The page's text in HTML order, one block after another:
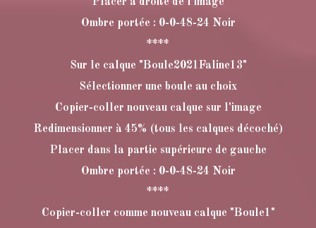
Ombre portée : 0-0-48-24 Noir
****
Sur le calque "Boule2021Faline13"
Sélectionner une boule au choix
Copier-coller nouveau calque sur l'image
Redimensionner à 45% (tous les calques décoché)
Placer dans la partie supérieure de gauche
Ombre portée : 0-0-48-24 Noir
****
Copier-coller comme nouveau calque "Boule1"